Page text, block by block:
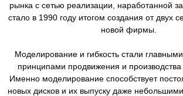
рынка с сетью реализации, наработанной
стало в 1990 году итогом создания от двух
новой фирмы.
Моделирование и гибкость стали главными
принципами продвижения и производства
Именно моделирование способствует
новых дисков и их выпуску даже